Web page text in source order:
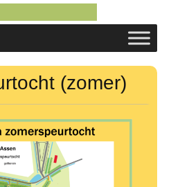
(zomer)